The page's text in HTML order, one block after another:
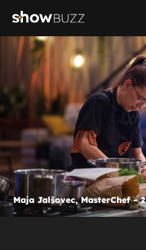
Maja Jalšovec, MasterChef - 2